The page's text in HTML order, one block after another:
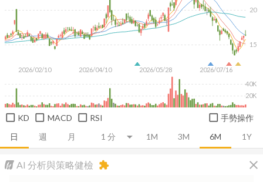
日 週 月 1M 3M 6M 1Y
2026/02/10 2026/04/10 2026/05/28 2026/07/16
15
20
20K
40K
KD MACD RSI 手勢操作
AI 分析與策略健檢 close
extension